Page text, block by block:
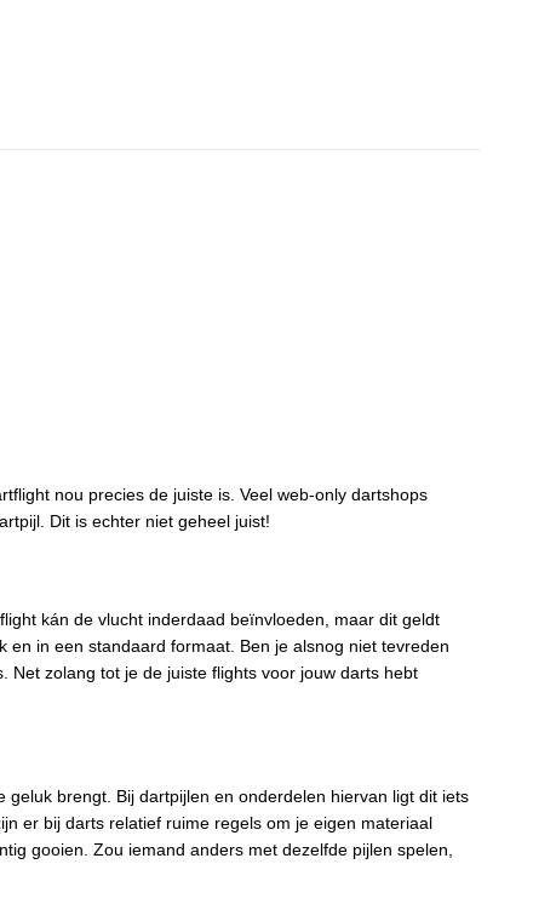
nou precies de juiste is. Veel web-only dartshops
Dit is echter niet geheel juist!
kán de vlucht inderdaad beïnvloeden, maar dit geldt
en in een standaard formaat. Ben je alsnog niet tevreden
zolang tot je de juiste flights voor jouw darts hebt
brengt. Bij dartpijlen en onderdelen hiervan ligt dit iets
er bij darts relatief ruime regels om je eigen materiaal
gooien. Zou iemand anders met dezelfde pijlen spelen,